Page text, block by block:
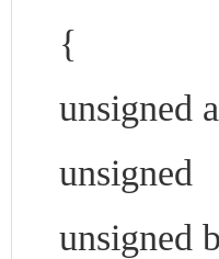
{
unsigned
unsigned
unsigned